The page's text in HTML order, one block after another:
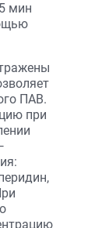
мин
ПАВ.
при